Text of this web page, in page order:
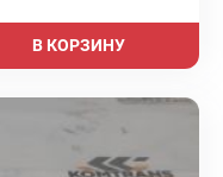
В КОРЗИНУ